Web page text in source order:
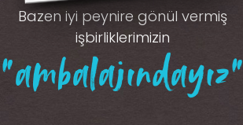
Bazen iyi peynire gönül vermiş
işbirliklerimizin
“ambalajındayız”